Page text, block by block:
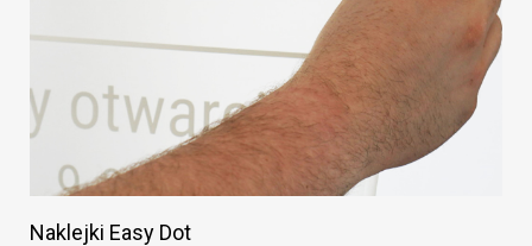
Naklejki Easy Dot